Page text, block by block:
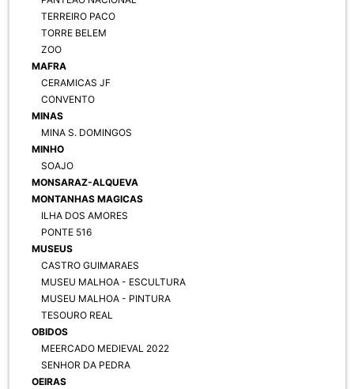
TERREIRO PACO
TORRE BELEM
ZOO
MAFRA
CERAMICAS JF
CONVENTO
MINAS
MINA S. DOMINGOS
MINHO
SOAJO
MONSARAZ-ALQUEVA
MONTANHAS MAGICAS
ILHA DOS AMORES
PONTE 516
MUSEUS
CASTRO GUIMARAES
MUSEU MALHOA - ESCULTURA
MUSEU MALHOA - PINTURA
TESOURO REAL
OBIDOS
MEERCADO MEDIEVAL 2022
SENHOR DA PEDRA
OEIRAS